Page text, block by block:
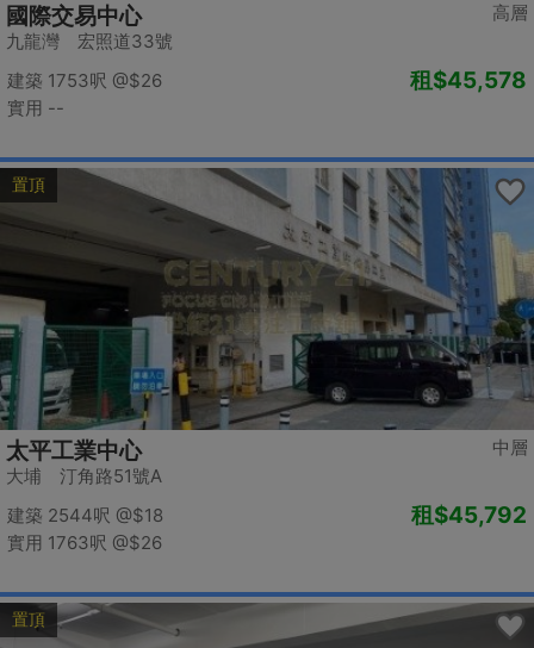
高層
國際交易中心
九龍灣 宏照道33號
建築 1753呎 @$26
實用 --
租$45,578
置頂
中層
太平工業中心
大埔 汀角路51號A
建築 2544呎 @$18
實用 1763呎 @$26
租$45,792
置頂